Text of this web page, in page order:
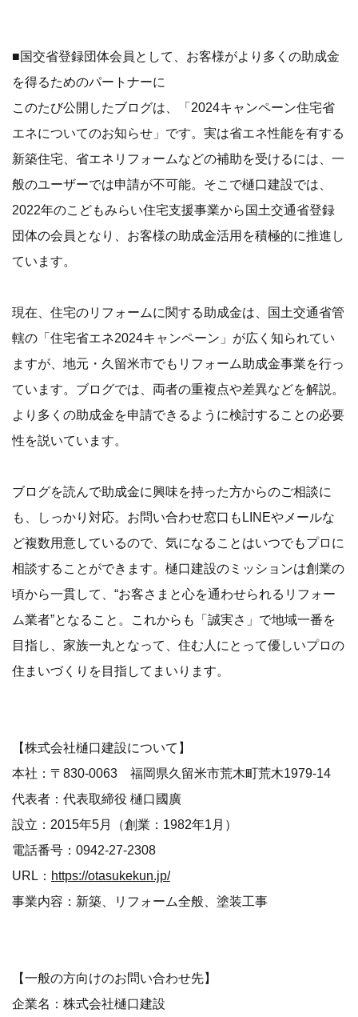
■国交省登録団体会員として、お客様がより多くの助成金
を得るためのパートナーに
このたび公開したブログは、「2024キャンペーン住宅省
エネについてのお知らせ」です。実は省エネ性能を有する
新築住宅、省エネリフォームなどの補助を受けるには、一
般のユーザーでは申請が不可能。そこで樋口建設では、
2022年のこどもみらい住宅支援事業から国土交通省登録
団体の会員となり、お客様の助成金活用を積極的に推進し
ています。
現在、住宅のリフォームに関する助成金は、国土交通省管
轄の「住宅省エネ2024キャンペーン」が広く知られてい
ますが、地元・久留米市でもリフォーム助成金事業を行っ
ています。ブログでは、両者の重複点や差異などを解説。
より多くの助成金を申請できるように検討することの必要
性を説いています。
ブログを読んで助成金に興味を持った方からのご相談に
も、しっかり対応。お問い合わせ窓口もLINEやメールな
ど複数用意しているので、気になることはいつでもプロに
相談することができます。樋口建設のミッションは創業の
頃から一貫して、“お客さまと心を通わせられるリフォー
ム業者”となること。これからも「誠実さ」で地域一番を
目指し、家族一丸となって、住む人にとって優しいプロの
住まいづくりを目指してまいります。
【株式会社樋口建設について】
本社：〒830-0063 福岡県久留米市荒木町荒木1979-14
代表者：代表取締役 樋口國廣
設立：2015年5月（創業：1982年1月）
電話番号：0942-27-2308
URL： https://otasukekun.jp/
事業内容：新築、リフォーム全般、塗装工事
【一般の方向けのお問い合わせ先】
企業名：株式会社樋口建設